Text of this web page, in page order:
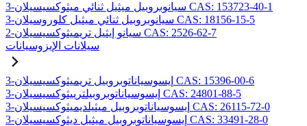
3-سيانوبروبيل ميثيل ثنائي ميثوكسيسيلان CAS: 153723-40-1
3-سيانوبروبيل ثنائي ميثيل كلوروسيلان CAS: 18156-15-5
2-سيانو إيثيل تريميثوكسيسيلان CAS: 2526-62-7
سيلانات الإيزوسيانات
3-إيسوسياناتوبروبيل تريميثوكسيسيلان CAS: 15396-00-6
3-إيسوسياناتوبروبيلترييثوكسيسيلان CAS: 24801-88-5
3-إيسوسياناتوبروبيل ميثيلديميثوكسيسيلان CAS: 26115-72-0
3-إيسوسياناتوبروبيل ميثيل ديثوكسيسيلان CAS: 33491-28-0